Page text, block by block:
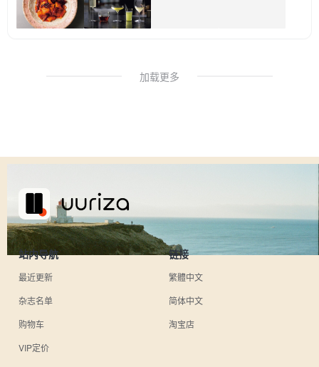
加载更多
站内导航
最近更新
杂志名单
购物车
VIP定价
链接
繁體中文
简体中文
淘宝店